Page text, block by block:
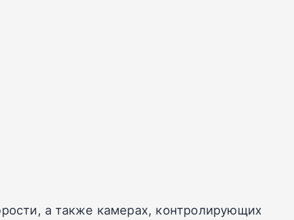
а также камерах, контролирующих